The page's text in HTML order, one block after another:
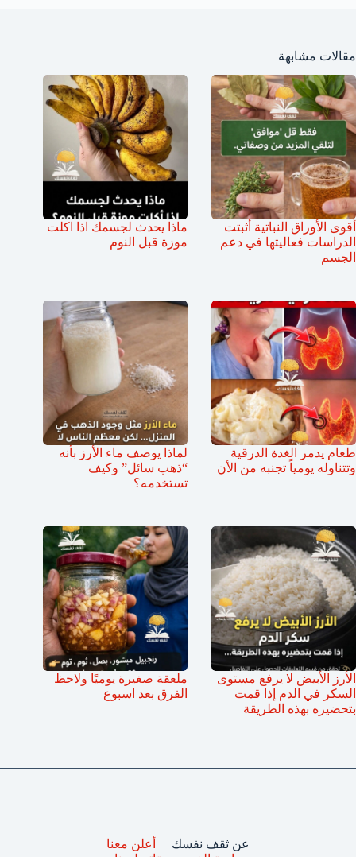
مقالات مشابهة
أقوى الأوراق النباتية أثبتت
الدراسات فعاليتها في دعم
الجسم
ماذا يحدث لجسمك اذا اكلت
موزة قبل النوم
طعام يدمر الغدة الدرقية
وتتناوله يومياً تجنبه من الأن
لماذا يوصف ماء الأرز بأنه
“ذهب سائل” وكيف
تستخدمه؟
الأرز الأبيض لا يرفع مستوى
السكر في الدم إذا قمت
بتحضيره بهذه الطريقة
ملعقة صغيرة يوميًا ولاحظ
الفرق بعد اسبوع
عن ثقف نفسك
أعلن معنا